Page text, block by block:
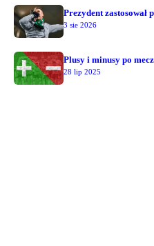
Prezydent zastosował
3 sie 2026
Plusy i minusy po
28 lip 2025